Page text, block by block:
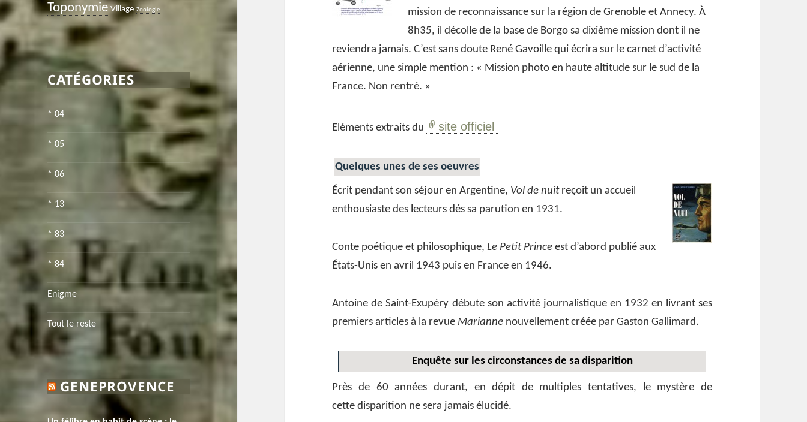
Toponymie Village Zoologie
CATÉGORIES
* 04
* 05
* 06
* 13
* 83
* 84
Enigme
Tout le reste
GENEPROVENCE
mission de reconnaissance sur la région de Grenoble et Annecy. À
8h35, il décolle de la base de Borgo sa dixième mission dont il ne
reviendra jamais. C’est sans doute René Gavoille qui écrira sur le carnet d’activité
aérienne, une simple mention : « Mission photo en haute altitude sur le sud de la
France. Non rentré. »
Eléments extraits du site officiel
Quelques unes de ses oeuvres
Écrit pendant son séjour en Argentine, Vol de nuitreçoit un accueil
enthousiaste des lecteurs dés sa parution en 1931.
Conte poétique et philosophique,Le Petit Prince est d’abord publié aux
États-Unis en avril 1943 puis en France en 1946.
Antoine de Saint-Exupéry débute son activité journalistique en 1932 en livrant ses
premiers articles à la revue Marianne nouvellement créée par Gaston Gallimard.
Enquête sur les circonstances de sa disparition
Près de 60 années durant, en dépit de multiples tentatives, le mystère de
cette disparition ne sera jamais élucidé.